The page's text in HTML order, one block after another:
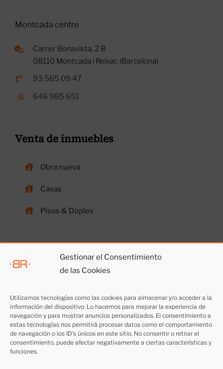
Gestionar el Consentimiento
de las Cookies
Utilizamos tecnologías como las cookies para almacenar y/o acceder a la
información del dispositivo. Lo hacemos para mejorar la experiencia de
navegación y para mostrar anuncios personalizados. El consentimiento a
estas tecnologías nos permitirá procesar datos como el comportamiento
de navegación o los ID's únicos en este sitio. No consentir o retirar el
consentimiento, puede afectar negativamente a ciertas características y
funciones.
Montcada centre
Carrer Bonavista, 2 B
08110 Montcada i Reixac (Barcelona)
93 565 09 47
646 985 651
Venta de inmuebles
Obra nueva
Casas
Pisos & Dúplex
Vendemos tu casa
Alquilar piso o local
Trabaja con nosotros